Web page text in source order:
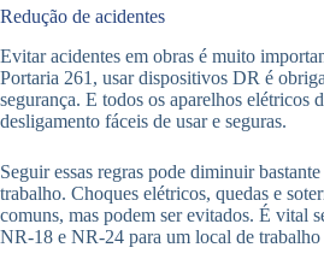
Redução de acidentes
Evitar acidentes em obras é muito
Portaria 261, usar dispositivos DR é
segurança. E todos os aparelhos elétricos
desligamento fáceis de usar e seguras.
Seguir essas regras pode diminuir
trabalho. Choques elétricos, quedas e
comuns, mas podem ser evitados. É vital
NR-18 e NR-24 para um local de trabalho